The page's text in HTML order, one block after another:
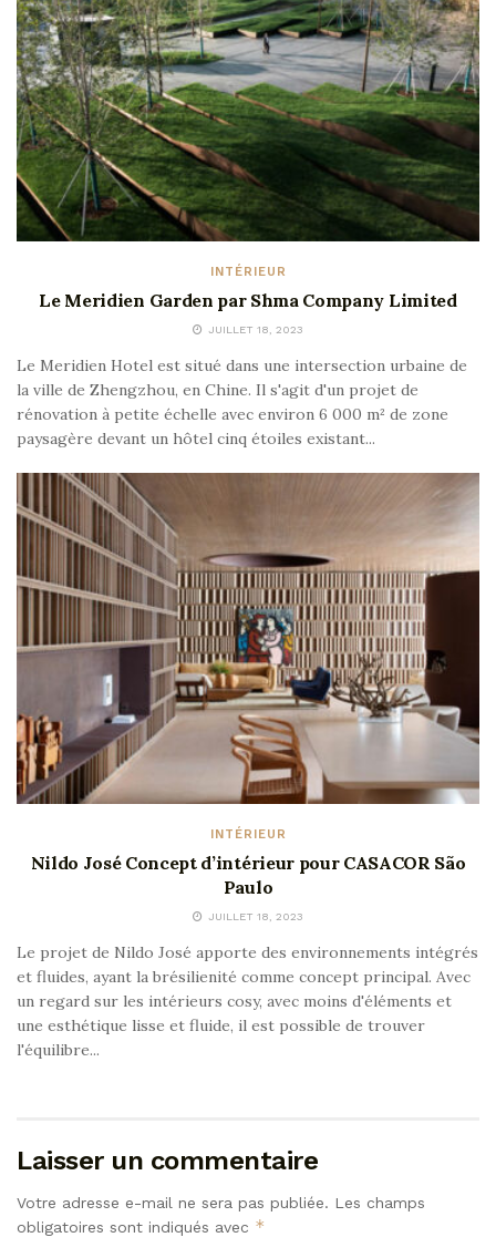
INTÉRIEUR
Le Meridien Garden par Shma Company Limited
JUILLET 18, 2023
Le Meridien Hotel est situé dans une intersection urbaine de
la ville de Zhengzhou, en Chine. Il s'agit d'un projet de
rénovation à petite échelle avec environ 6 000 m² de zone
paysagère devant un hôtel cinq étoiles existant...
INTÉRIEUR
Nildo José Concept d’intérieur pour CASACOR São
Paulo
JUILLET 18, 2023
Le projet de Nildo José apporte des environnements intégrés
et fluides, ayant la brésilienité comme concept principal. Avec
un regard sur les intérieurs cosy, avec moins d'éléments et
une esthétique lisse et fluide, il est possible de trouver
l'équilibre...
Laisser un commentaire
Votre adresse e-mail ne sera pas publiée. Les champs
obligatoires sont indiqués avec *